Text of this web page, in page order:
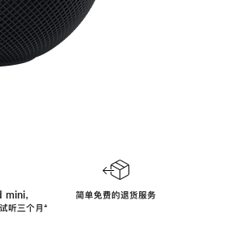
，
听三个月脚
⁺
简单免费的退货服务